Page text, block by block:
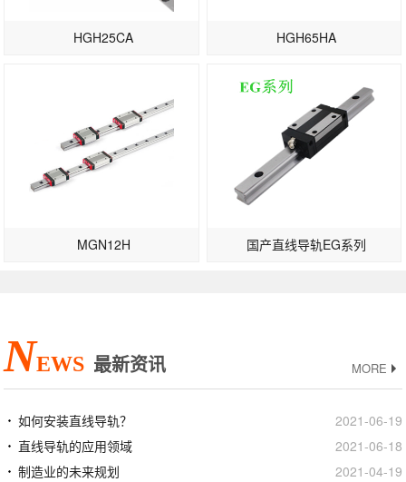
HGH25CA HGH65HA
MGN12H 国产直线导轨EG系列
NEWS 最新资讯 MORE
如何安装直线导轨？
2021-06-19
直线导轨的应用领域
2021-06-18
制造业的未来规划
2021-04-19